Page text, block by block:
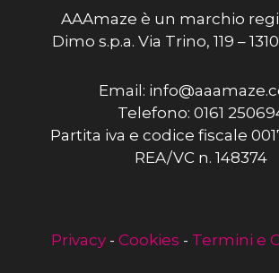
AAAmaze è un marchio
Dimo s.p.a. Via Trino, 119 –
Email:
Telefono: 0161
Partita iva e codice fiscale
REA/VC n. 148374
Privacy- Cookies - Termini e